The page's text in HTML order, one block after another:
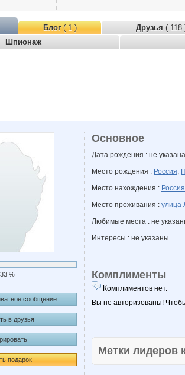
Блог( 1 ) Друзья ( 118
Шпионаж
%
сообщение
в друзья
подарок
Основное
Дата рождения : не указана
Место рождения : Россия,
Место нахождения : Россия
Место проживания : улица
Любимые места : не
Интересы : не указаны
Комплименты
Комплиментов нет.
Вы не авторизованы!
Метки